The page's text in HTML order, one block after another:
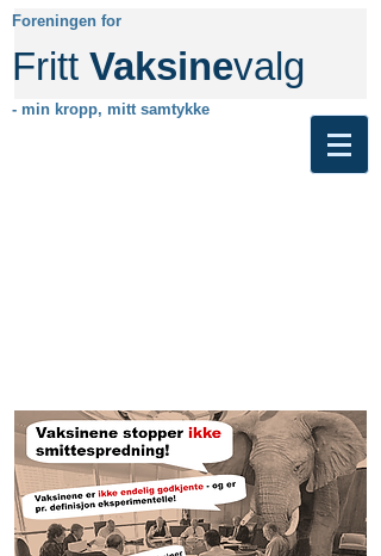
Foreningen for
Fritt Vaksinevalg
- min kropp, mitt samtykke